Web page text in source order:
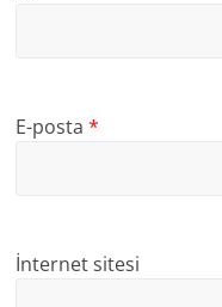
E-posta*
İnternet sitesi